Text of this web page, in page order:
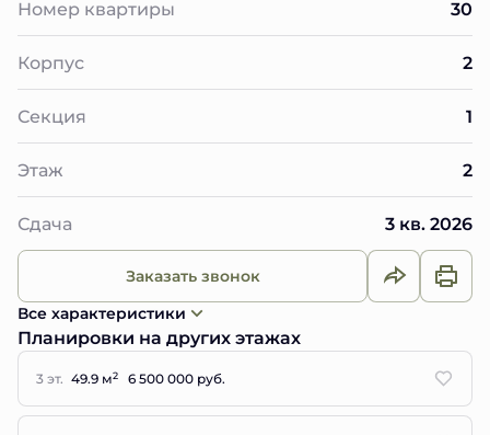
Номер квартиры 30
Корпус 2
Секция 1
Этаж 2
Сдача 3 кв. 2026
Заказать звонок
Все характеристики
Планировки на других этажах
3 эт. 49.9 м2 6 500 000 руб.